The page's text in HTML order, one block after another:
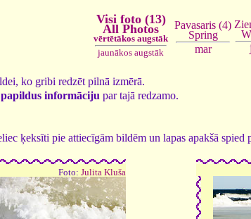
Visi foto (13)
All Photos
vērtētākos augstāk
jaunākos augstāk
Pavasaris (4)
Spring
mar
ko gribi redzēt pilnā izmērā.
papildus informāciju par tajā redzamo.
ķeksīti pie attiecīgām bildēm un lapas apakšā
Foto: Julita Kluša